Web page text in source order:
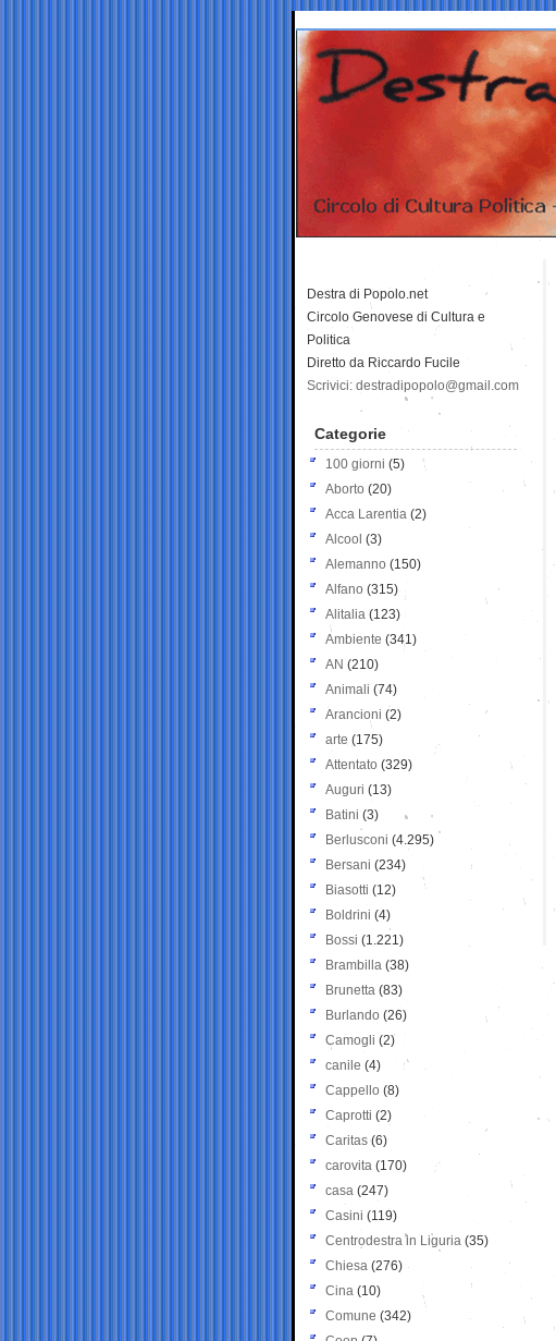
Destra di Popolo.net
Circolo Genovese di Cultura e
Politica
Diretto da Riccardo Fucile
Scrivici: destradipopolo@gmail.com
Categorie
100 giorni (5)
Aborto (20)
Acca Larentia (2)
Alcool (3)
Alemanno (150)
Alfano (315)
Alitalia (123)
Ambiente (341)
AN (210)
Animali (74)
Arancioni (2)
arte (175)
Attentato (329)
Auguri (13)
Batini (3)
Berlusconi (4.295)
Bersani (234)
Biasotti (12)
Boldrini (4)
Bossi (1.221)
Brambilla (38)
Brunetta (83)
Burlando (26)
Camogli (2)
canile (4)
Cappello (8)
Caprotti (2)
Caritas (6)
carovita (170)
casa (247)
Casini (119)
Centrodestra in Liguria (35)
Chiesa (276)
Cina (10)
Comune (342)